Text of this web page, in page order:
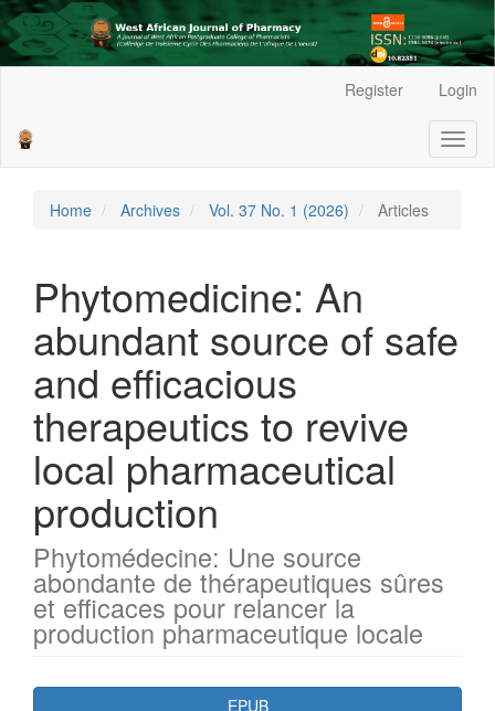
Sidebar
Register Login
Home Archives Vol. 37 No. 1 (2026) Articles
Phytomedicine: An
abundant source of safe
and efficacious
therapeutics to revive
local pharmaceutical
production
Phytomédecine: Une source
abondante de thérapeutiques sûres
et efficaces pour relancer la
production pharmaceutique locale
EPUB